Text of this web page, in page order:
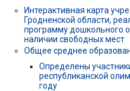
Интерактивная карта
Гродненской области,
программу дошкольного
наличии свободных мест
Общее среднее
Определены
республиканской
году